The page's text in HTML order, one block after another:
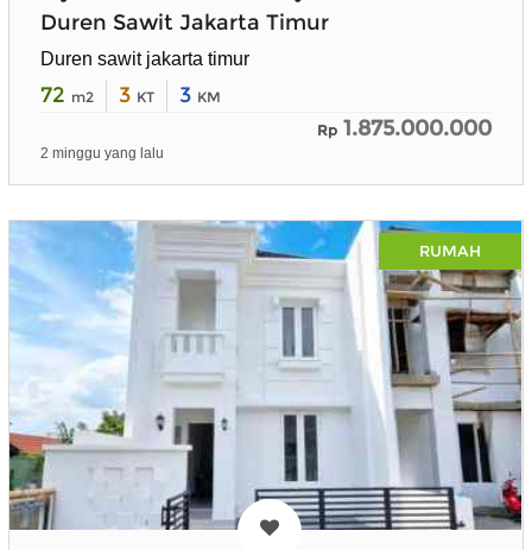
Duren Sawit Jakarta Timur
Duren sawit jakarta timur
72 m2 3 KT 3 KM
Rp 1.875.000.000
2 minggu yang lalu
RUMAH